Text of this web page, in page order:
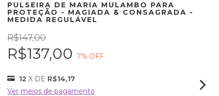
PULSEIRA DE MARIA MULAMBO PARA
PROTEÇÃO - MAGIADA & CONSAGRADA -
MEDIDA REGULÁVEL
R$147,00
R$137,00 7% OFF
12 X DE R$14,17
Ver meios de pagamento